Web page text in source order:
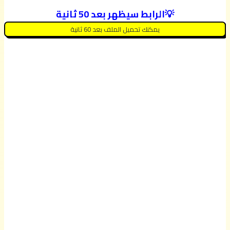
💡الرابط سيظهر بعد 50 ثانية
يمكنك تحميل الملف بعد 60 ثانية